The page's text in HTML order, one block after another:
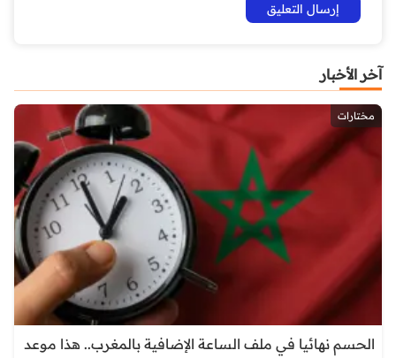
آخر الأخبار
مختارات
الحسم نهائيا في ملف الساعة الإضافية بالمغرب.. هذا موعد